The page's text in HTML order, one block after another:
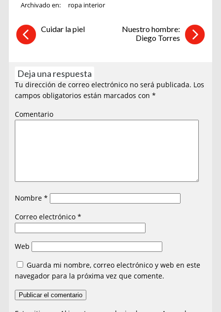
Archivado en: ropa interior
Cuidar la piel
Nuestro hombre:
Diego Torres
Deja una respuesta
Tu dirección de correo electrónico no será publicada. Los
campos obligatorios están marcados con*
Comentario
Nombre*
Correo electrónico*
Web
Guarda mi nombre, correo electrónico y web en este
navegador para la próxima vez que comente.